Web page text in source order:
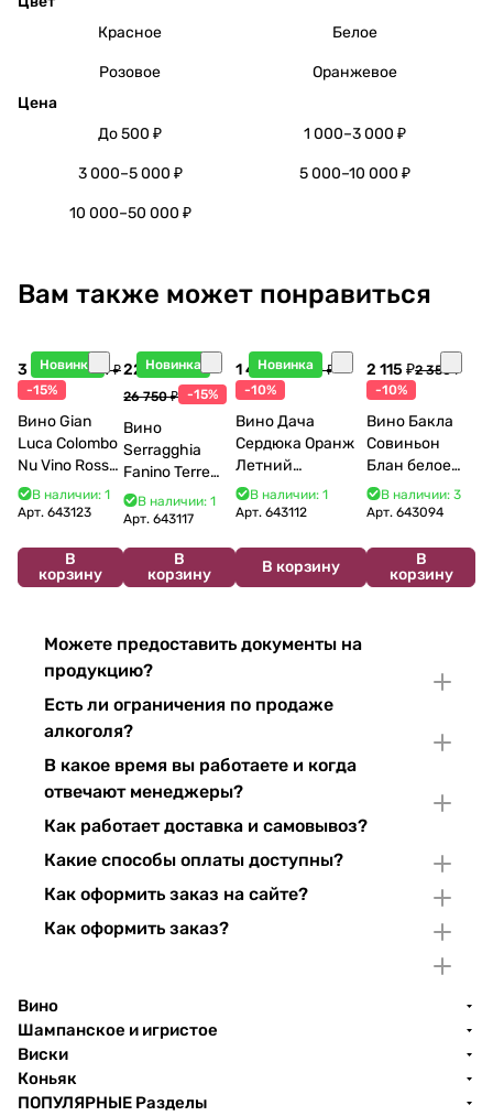
Красное
Белое
Розовое
Оранжевое
Цена
До 500 ₽
1 000–3 000 ₽
3 000–5 000 ₽ 5 000–10 000 ₽
10 000–50 000 ₽
Вам также может понравиться
Новинка
3 998 ₽4 704 ₽
-15%
Вино Gian
Luca Colombo
Nu Vino Rosso
2025 750 мл
В наличии: 1
Арт. 643123
В
корзину
Новинка
22 738 ₽
26 750 ₽ -15%
Вино
Serragghia
Fanino Terre
Siciliane IGP
2022 750 мл
В наличии: 1
Арт.643117
В
корзину
Новинка
1 440 ₽1 600 ₽
-10%
Вино Дача
Сердюка Оранж
Летний
Сибирьковый
2024 750 мл
В наличии: 1
Арт. 643112
В корзину
2 115 ₽2 350 ₽
-10%
Вино Бакла
Совиньон
Блан белое
сухое 750 мл
12%
В наличии: 3
Арт.643094
В
корзину
Можете предоставить документы на
продукцию?
Есть ли ограничения по продаже
алкоголя?
В какое время вы работаете и когда
отвечают менеджеры?
Как работает доставка и самовывоз?
Какие способы оплаты доступны?
Как оформить заказ на сайте?
Как оформить заказ?
Вино
Шампанское и игристое
Виски
Коньяк
ПОПУЛЯРНЫЕ Разделы